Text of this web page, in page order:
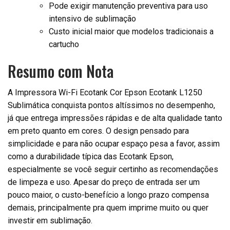
Pode exigir manutenção preventiva para uso
intensivo de sublimação
Custo inicial maior que modelos tradicionais a
cartucho
Resumo com Nota
A Impressora Wi-Fi Ecotank Cor Epson Ecotank L1250
Sublimática conquista pontos altíssimos no desempenho,
já que entrega impressões rápidas e de alta qualidade tanto
em preto quanto em cores. O design pensado para
simplicidade e para não ocupar espaço pesa a favor, assim
como a durabilidade típica das Ecotank Epson,
especialmente se você seguir certinho as recomendações
de limpeza e uso. Apesar do preço de entrada ser um
pouco maior, o custo-benefício a longo prazo compensa
demais, principalmente pra quem imprime muito ou quer
investir em sublimação.